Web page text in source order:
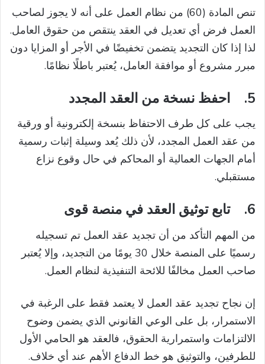
تنص المادة (60) من نظام العمل على أنه لا يجوز لصاحب
العمل فرض أي تعديل في العقد ينتقص من حقوق العامل.
لذا إذا كان التجديد يتضمن تخفيضًا في الأجر أو المزايا دون
مبرر مشروع أو موافقة العامل، يُعتبر باطلًا نظامًا.
5. احفظ نسخة من العقد المجدد
يجب على كل طرف الاحتفاظ بنسخة إلكترونية أو ورقية
من عقد العمل المجدد، لأن ذلك يُعد وسيلة إثبات رسمية
أمام الجهات العمالية أو المحاكم في حال وقوع نزاع
مستقبلي.
6. تابع توثيق العقد في منصة قوى
من المهم التأكد من أن تجديد عقد العمل تم تسجيله
رسميًا على المنصة خلال 30 يومًا من التجديد، وإلا يُعتبر
صاحب العمل مخالفًا للائحة التنفيذية لنظام العمل.
إن نجاح تجديد عقد العمل لا يعتمد فقط على الرغبة في
الاستمرار، بل على الوعي القانوني الذي يضمن وضوح
الالتزامات واستمرارية الحقوق، فالعقد هو الحامي الأول
للطرفين، والتوثيق هو خط الدفاع الأهم عند أي خلاف.